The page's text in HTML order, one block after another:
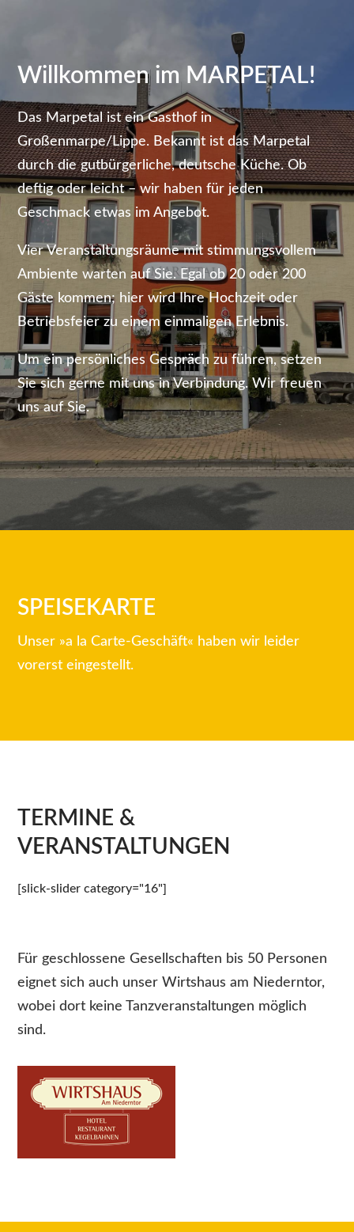
Willkommen im MARPETAL!
Das Marpetal ist ein Gasthof in
Großenmarpe/Lippe. Bekannt ist das Marpetal
durch die gutbürgerliche, deutsche Küche. Ob
deftig oder leicht – wir haben für jeden
Geschmack etwas im Angebot.
Vier Veranstaltungsräume mit stimmungsvollem
Ambiente warten auf Sie. Egal ob 20 oder 200
Gäste kommen; hier wird Ihre Hochzeit oder
Betriebsfeier zu einem einmaligen Erlebnis.
Um ein persönliches Gespräch zu führen, setzen
Sie sich gerne mit uns in Verbindung. Wir freuen
uns auf Sie.
SPEISEKARTE
Unser »a la Carte-Geschäft« haben wir leider
vorerst eingestellt.
TERMINE &
VERANSTALTUNGEN
[slick-slider category="16"]
Für geschlossene Gesellschaften bis 50 Personen
eignet sich auch unser Wirtshaus am Niederntor,
wobei dort keine Tanzveranstaltungen möglich
sind.